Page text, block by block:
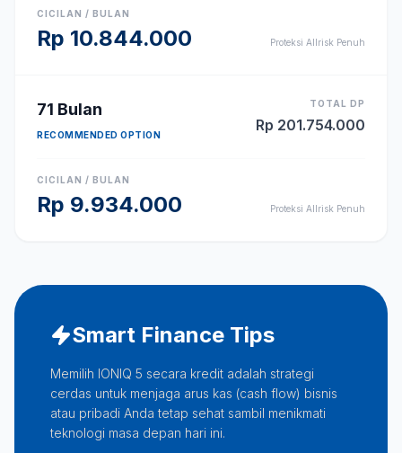
CICILAN / BULAN
Rp 10.844.000 Proteksi Allrisk Penuh
71 Bulan
RECOMMENDED OPTION
TOTAL DP
Rp 201.754.000
CICILAN / BULAN
Rp 9.934.000 Proteksi Allrisk Penuh
Smart Finance Tips
Memilih IONIQ 5 secara kredit adalah strategi
cerdas untuk menjaga arus kas (cash flow) bisnis
atau pribadi Anda tetap sehat sambil menikmati
teknologi masa depan hari ini.